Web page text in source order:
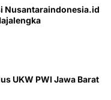
Nusantaraindonesia.id
UKW PWI Jawa Barat